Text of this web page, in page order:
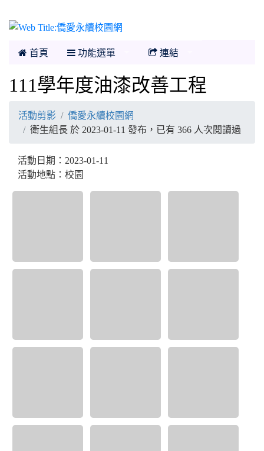
首頁 功能選單 連結
111學年度油漆改善工程
活動剪影
僑愛永續校園網
衛生組長 於 2023-01-11 發布，已有 366 人次閱讀過
活動日期：2023-01-11
活動地點：校園